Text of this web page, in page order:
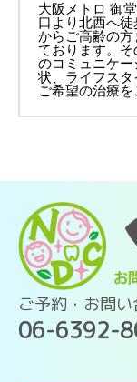
大阪メトロ 御
口より北西へ
からご高齢の
ております。
のコミュニケ
状、ライフス
ご希望の治療を
ご予約・お問
06-6392-